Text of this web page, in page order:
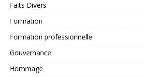
Faits Divers
Formation
Formation professionnelle
Gouvernance
Hommage